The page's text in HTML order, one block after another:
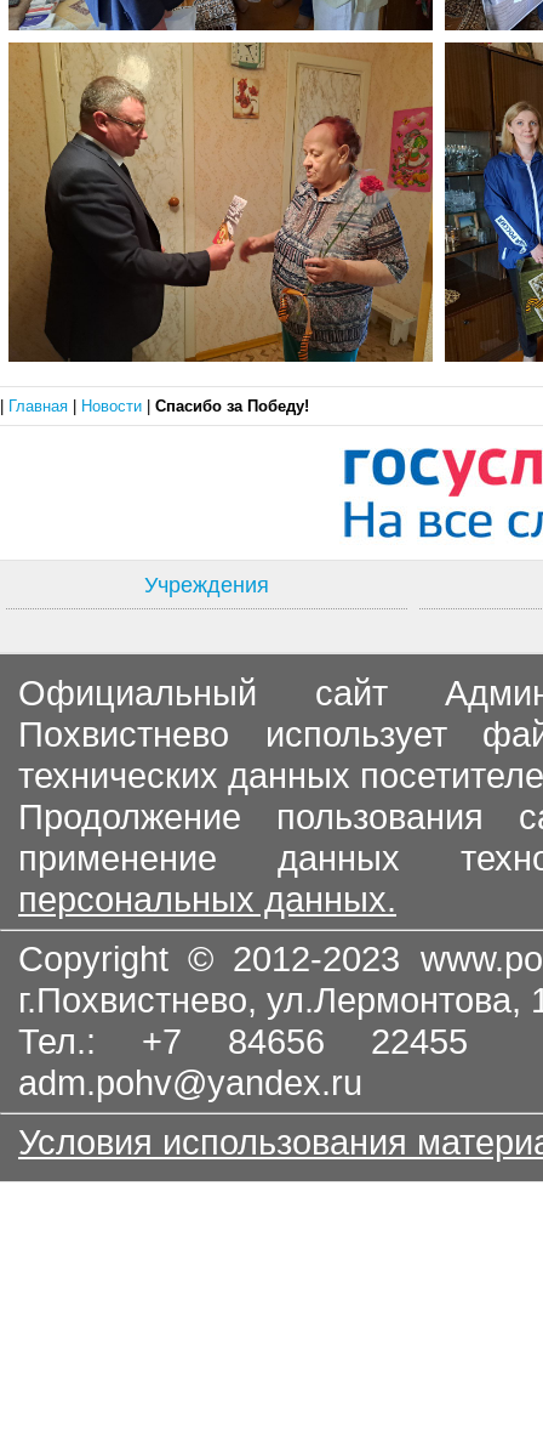
Главная Новости Спасибо за Победу!
Учреждения
Официальный сайт
Похвистнево использует
технических данных
Продолжение пользования
применение данных
персональных данных.
Copyright © 2012-2023
г.Похвистнево, ул.Лермонтова,
Тел.: +7 84656
adm.pohv@yandex.ru
Условия использования